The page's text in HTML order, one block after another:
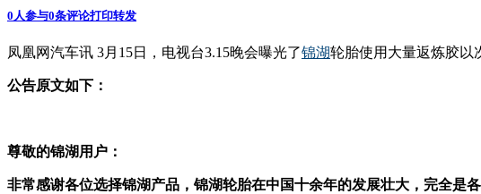
0 人参与0条评论打印转发
凤凰网汽车讯 3月15日，电视台3.15晚会曝光了锦湖轮胎使用大量返炼胶以
公告原文如下：
尊敬的锦湖用户：
非常感谢各位选择锦湖产品，锦湖轮胎在中国十余年的发展壮大，完全是